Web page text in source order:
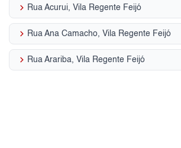
keyboard_arrow_right Rua Acurui, Vila Regente Feijó
keyboard_arrow_right Rua Ana Camacho, Vila Regente Feijó
keyboard_arrow_right Rua Arariba, Vila Regente Feijó